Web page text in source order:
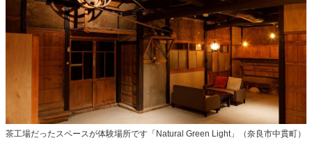
茶工場だったスペースが体験場所です「Natural Green Light」（奈良市中貫町）